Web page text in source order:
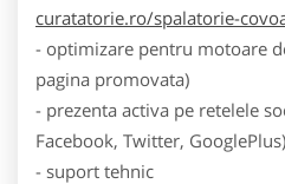
curatatorie.ro/spalatorie-
- optimizare pentru motoare
pagina promovata)
- prezenta activa pe retelele
Facebook, Twitter, GooglePlus)
- suport tehnic